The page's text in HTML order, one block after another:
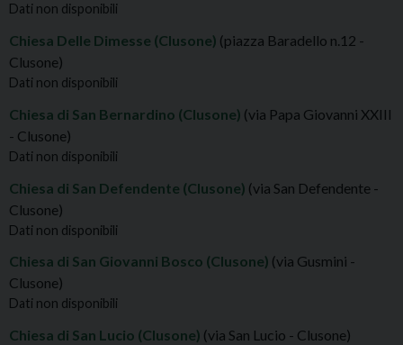
Dati non disponibili
Chiesa Delle Dimesse (Clusone) (piazza Baradello n.12 -
Clusone)
Dati non disponibili
Chiesa di San Bernardino (Clusone) (via Papa Giovanni XXIII
- Clusone)
Dati non disponibili
Chiesa di San Defendente (Clusone) (via San Defendente -
Clusone)
Dati non disponibili
Chiesa di San Giovanni Bosco (Clusone) (via Gusmini -
Clusone)
Dati non disponibili
Chiesa di San Lucio (Clusone) (via San Lucio - Clusone)